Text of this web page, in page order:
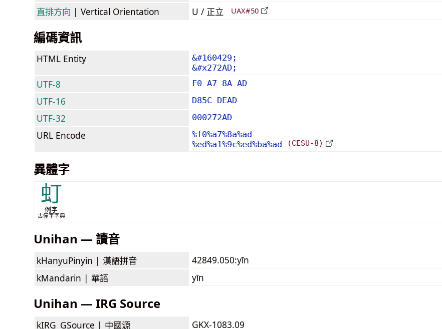
直排方向 | Vertical Orientation U / 正立 UAX#50
編碼資訊
HTML Entity
&#160429;
&#x272AD;
UTF-8 F0 A7 8A AD
UTF-16 D85C DEAD
UTF-32 000272AD
URL Encode
%f0%a7%8a%ad
%ed%a1%9c%ed%ba%ad
(CESU-8)
異體字
虰
例字
古僮字字典
Unihan — 讀音
kHanyuPinyin | 漢語拼音
42849.050:yīn
kMandarin | 華語 yīn
Unihan — IRG Source
kIRG_GSource | 中國源
GKX-1083.09